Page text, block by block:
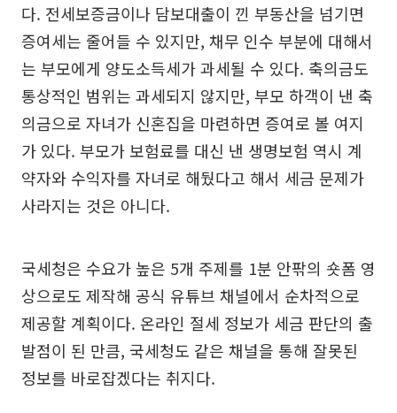
다. 전세보증금이나 담보대출이 낀 부동산을 넘기면
증여세는 줄어들 수 있지만, 채무 인수 부분에 대해서
는 부모에게 양도소득세가 과세될 수 있다. 축의금도
통상적인 범위는 과세되지 않지만, 부모 하객이 낸 축
의금으로 자녀가 신혼집을 마련하면 증여로 볼 여지
가 있다. 부모가 보험료를 대신 낸 생명보험 역시 계
약자와 수익자를 자녀로 해뒀다고 해서 세금 문제가
사라지는 것은 아니다.
국세청은 수요가 높은 5개 주제를 1분 안팎의 숏폼 영
상으로도 제작해 공식 유튜브 채널에서 순차적으로
제공할 계획이다. 온라인 절세 정보가 세금 판단의 출
발점이 된 만큼, 국세청도 같은 채널을 통해 잘못된
정보를 바로잡겠다는 취지다.